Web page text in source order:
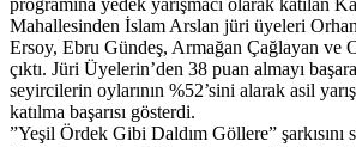
Mahallesinden İslam Arslan jüri üyeleri
Ersoy, Ebru Gündeş, Armağan Çağlayan ve
çıktı. Jüri Üyelerin’den 38 puan almayı
seyircilerin oylarının %52’sini alarak asil
katılma başarısı gösterdi.
”Yeşil Ördek Gibi Daldım Göllere”